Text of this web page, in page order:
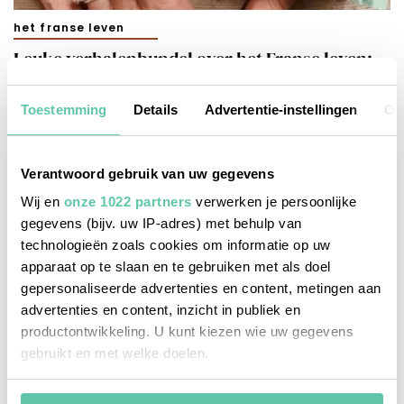
Toestemming Details Advertentie-instellingen
Verantwoord gebruik van uw gegevens
Wij en onze 1022 partners verwerken je persoonlijke
gegevens (bijv. uw IP-adres) met behulp van
technologieën zoals cookies om informatie op uw
apparaat op te slaan en te gebruiken met als doel
gepersonaliseerde advertenties en content, metingen aan
advertenties en content, inzicht in publiek en
productontwikkeling. U kunt kiezen wie uw gegevens
gebruikt en met welke doelen.
Als u het toestaat, willen we ook graag:
het franse leven
Leuke verhalenbundel over het Franse leven:
MAIS OUI!
29 JUNI 2021